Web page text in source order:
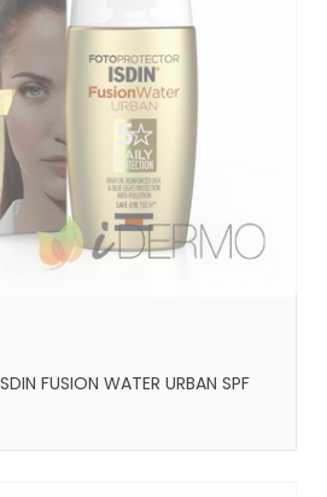
FUSION WATER URBAN SPF